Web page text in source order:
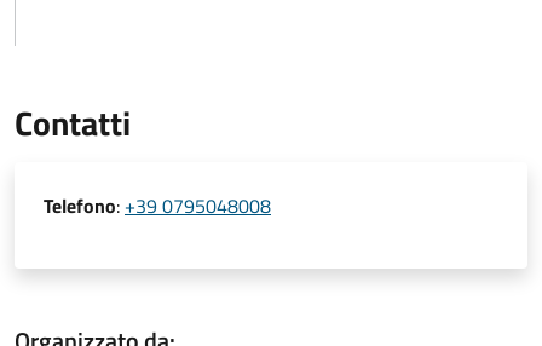
Contatti
Telefono: +39 0795048008